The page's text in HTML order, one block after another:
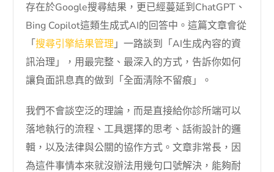
存在於Google搜尋結果，更已經蔓延到ChatGPT、
Bing Copilot這類生成式AI的回答中。這篇文章會從
「搜尋引擎結果管理」一路談到「AI生成內容的資
訊治理」，用最完整、最深入的方式，告訴你如何
讓負面訊息真的做到「全面清除不留痕」。
我們不會談空泛的理論，而是直接給你診所端可以
落地執行的流程、工具選擇的思考、話術設計的邏
輯，以及法律與公關的協作方式。文章非常長，因
為這件事情本來就沒辦法用幾句口號解決，能夠耐